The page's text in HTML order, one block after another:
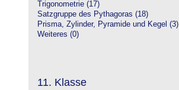
Trigonometrie (17)
Satzgruppe des Pythagoras (18)
Prisma, Zylinder, Pyramide und Kegel (3)
Weiteres (0)
11. Klasse